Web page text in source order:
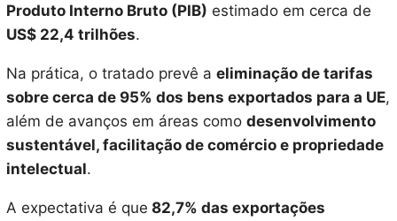
Produto Interno Bruto (PIB) estimado em cerca de
US$ 22,4 trilhões.
Na prática, o tratado prevê a eliminação de tarifas
sobre cerca de 95% dos bens exportados para a UE,
além de avanços em áreas como desenvolvimento
sustentável, facilitação de comércio e propriedade
intelectual.
A expectativa é que 82,7% das exportações